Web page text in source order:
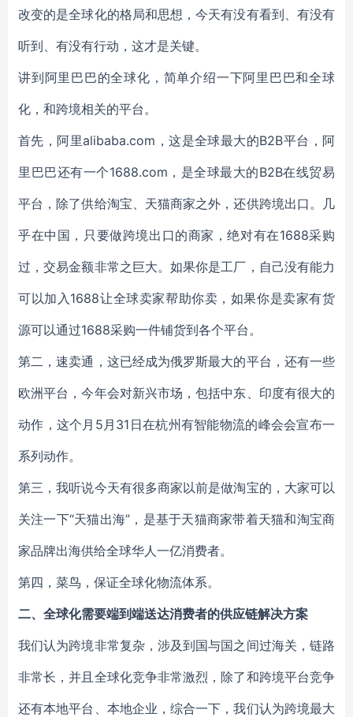
改变的是全球化的格局和思想，今天有没有看到、有没有
听到、有没有行动，这才是关键。
讲到阿里巴巴的全球化，简单介绍一下阿里巴巴和全球
化，和跨境相关的平台。
首先，阿里alibaba.com，这是全球最大的B2B平台，阿
里巴巴还有一个1688.com，是全球最大的B2B在线贸易
平台，除了供给淘宝、天猫商家之外，还供跨境出口。几
乎在中国，只要做跨境出口的商家，绝对有在1688采购
过，交易金额非常之巨大。如果你是工厂，自己没有能力
可以加入1688让全球卖家帮助你卖，如果你是卖家有货
源可以通过1688采购一件铺货到各个平台。
第二，速卖通，这已经成为俄罗斯最大的平台，还有一些
欧洲平台，今年会对新兴市场，包括中东、印度有很大的
动作，这个月5月31日在杭州有智能物流的峰会会宣布一
系列动作。
第三，我听说今天有很多商家以前是做淘宝的，大家可以
关注一下“天猫出海”，是基于天猫商家带着天猫和淘宝商
家品牌出海供给全球华人一亿消费者。
第四，菜鸟，保证全球化物流体系。
二、全球化需要端到端送达消费者的供应链解决方案
我们认为跨境非常复杂，涉及到国与国之间过海关，链路
非常长，并且全球化竞争非常激烈，除了和跨境平台竞争
还有本地平台、本地企业，综合一下，我们认为跨境最大